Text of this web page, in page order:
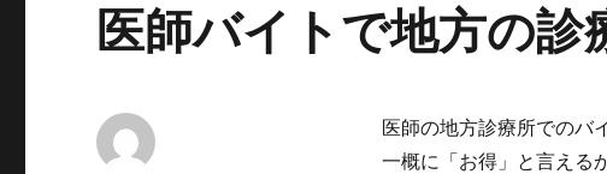
医師バイトで地方の
医師の地方診療所でのバ
一概に「お得」と言える